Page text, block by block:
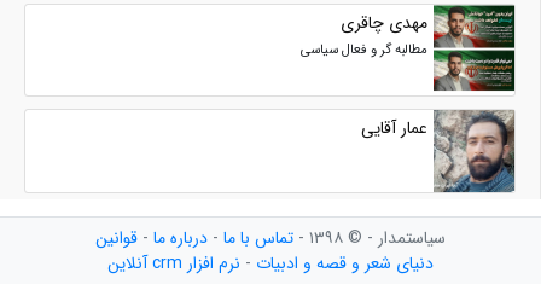
مهدی چاقری
مطالبه گر و فعال سیاسی
عمار آقایی
سیاستمدار - © ۱۳۹۸ - تماس با ما - درباره ما - قوانین
دنیای شعر و قصه و ادبیات - نرم افزار crm آنلاین